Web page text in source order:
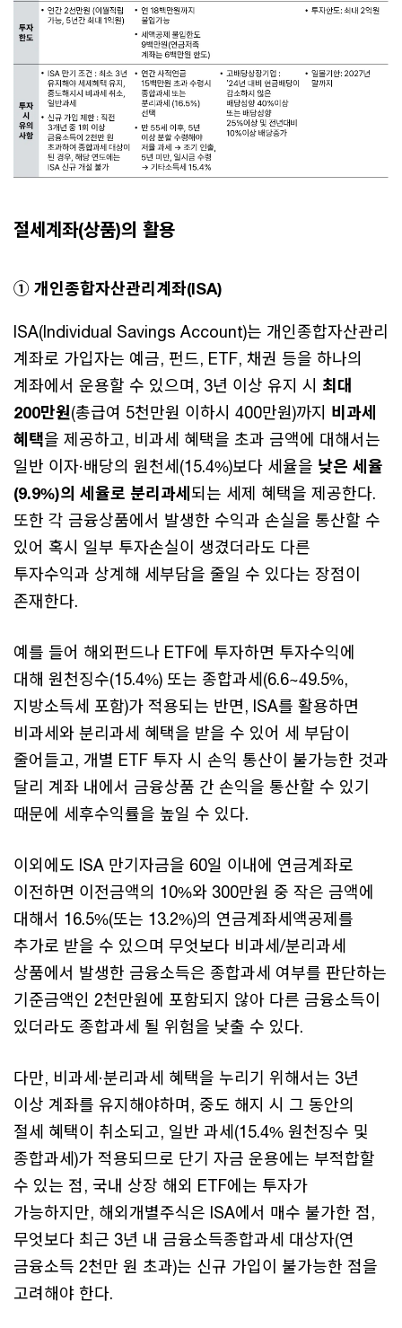
절세계좌(상품)의 활용
① 개인종합자산관리계좌(ISA)
ISA(Individual Savings Account)는 개인종합자산관리
계좌로 가입자는 예금, 펀드, ETF, 채권 등을 하나의
계좌에서 운용할 수 있으며, 3년 이상 유지 시 최대
200만원(총급여 5천만원 이하시 400만원)까지 비과세
혜택을 제공하고, 비과세 혜택을 초과 금액에 대해서는
일반 이자·배당의 원천세(15.4%)보다 세율을 낮은 세율
(9.9%)의 세율로 분리과세되는 세제 혜택을 제공한다.
또한 각 금융상품에서 발생한 수익과 손실을 통산할 수
있어 혹시 일부 투자손실이 생겼더라도 다른
투자수익과 상계해 세부담을 줄일 수 있다는 장점이
존재한다.
예를 들어 해외펀드나 ETF에 투자하면 투자수익에
대해 원천징수(15.4%) 또는 종합과세(6.6~49.5%,
지방소득세 포함)가 적용되는 반면, ISA를 활용하면
비과세와 분리과세 혜택을 받을 수 있어 세 부담이
줄어들고, 개별 ETF 투자 시 손익 통산이 불가능한 것과
달리 계좌 내에서 금융상품 간 손익을 통산할 수 있기
때문에 세후수익률을 높일 수 있다.
이외에도 ISA 만기자금을 60일 이내에 연금계좌로
이전하면 이전금액의 10%와 300만원 중 작은 금액에
대해서 16.5%(또는 13.2%)의 연금계좌세액공제를
추가로 받을 수 있으며 무엇보다 비과세/분리과세
상품에서 발생한 금융소득은 종합과세 여부를 판단하는
기준금액인 2천만원에 포함되지 않아 다른 금융소득이
있더라도 종합과세 될 위험을 낮출 수 있다.
다만, 비과세·분리과세 혜택을 누리기 위해서는 3년
이상 계좌를 유지해야하며, 중도 해지 시 그 동안의
절세 혜택이 취소되고, 일반 과세(15.4% 원천징수 및
종합과세)가 적용되므로 단기 자금 운용에는 부적합할
수 있는 점, 국내 상장 해외 ETF에는 투자가
가능하지만, 해외개별주식은 ISA에서 매수 불가한 점,
무엇보다 최근 3년 내 금융소득종합과세 대상자(연
금융소득 2천만 원 초과)는 신규 가입이 불가능한 점을
고려해야 한다.